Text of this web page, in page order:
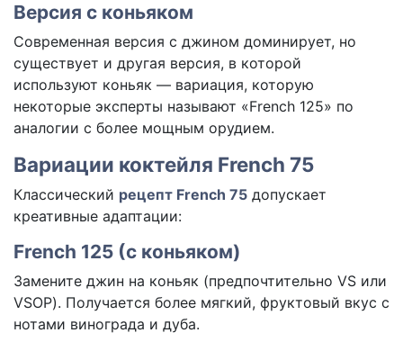
Версия с коньяком
Современная версия с джином доминирует, но
существует и другая версия, в которой
используют коньяк — вариация, которую
некоторые эксперты называют «French 125» по
аналогии с более мощным орудием.
Вариации коктейля French 75
Классический рецепт French 75 допускает
креативные адаптации:
French 125 (с коньяком)
Замените джин на коньяк (предпочтительно VS или
VSOP). Получается более мягкий, фруктовый вкус с
нотами винограда и дуба.